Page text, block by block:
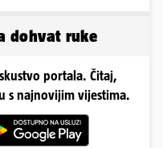
dohvat ruke
portala. Čitaj,
s najnovijim vijestima.